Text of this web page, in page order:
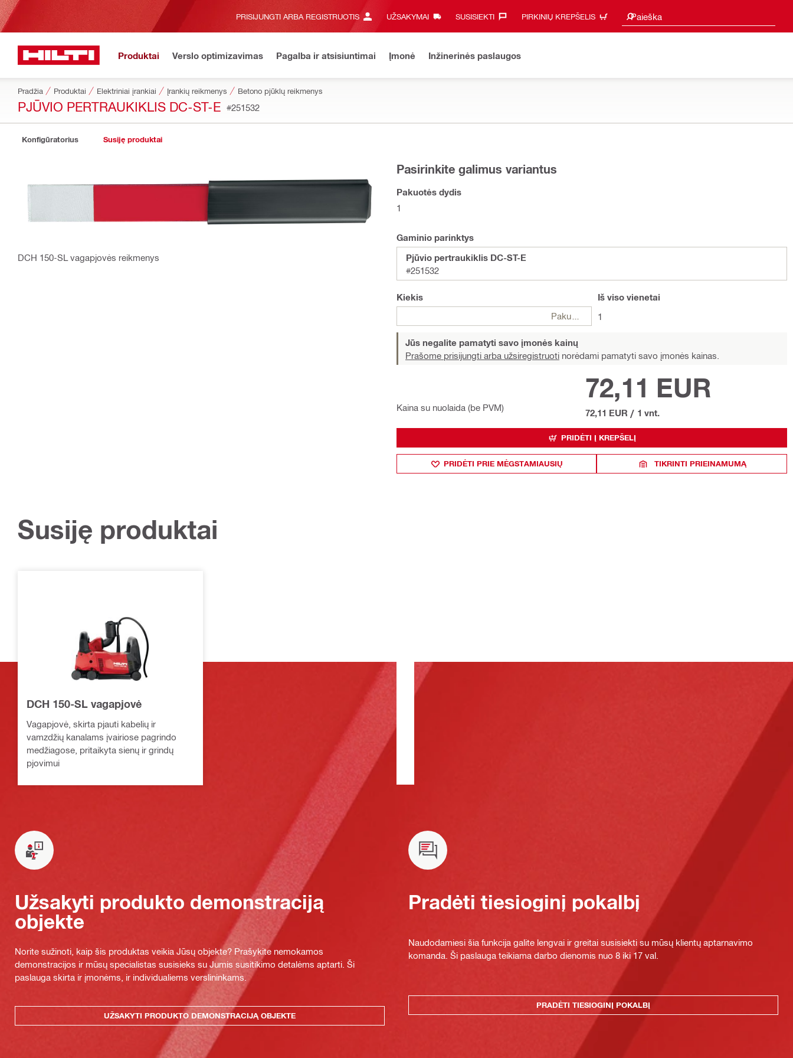
PRISIJUNGTI ARBA REGISTRUOTIS UŽSAKYMAI SUSISIEKTI‎ PIRKINIŲ KREPŠELIS Paieška
Paieškos pasiūlymai
Produktai Verslo optimizavimas Pagalba ir atsisiuntimai Įmonė Inžinerinės paslaugos
Pradžia Produktai Elektriniai įrankiai Įrankių reikmenys Betono pjūklų reikmenys
PJŪVIO PERTRAUKIKLIS DC-ST-E #251532
Konfigūratorius Susiję produktai
DCH 150-SL vagapjovės reikmenys
Pasirinkite galimus variantus
Pakuotės dydis
1
Gaminio parinktys
Pjūvio pertraukiklis DC-ST-E
#251532
Kiekis
Pakuotės
Iš viso vienetai
1
Jūs negalite pamatyti savo įmonės kainų
Prašome prisijungti arba užsiregistruoti norėdami pamatyti savo įmonės kainas.
Kaina su nuolaida (be PVM)
72,11 EUR
72,11 EUR / 1 vnt.
PRIDĖTI Į KREPŠELĮ
PRIDĖTI PRIE MĖGSTAMIAUSIŲ TIKRINTI PRIEINAMUMĄ
Susiję produktai
DCH 150-SL vagapjovė
Vagapjovė, skirta pjauti kabelių ir
vamzdžių kanalams įvairiose pagrindo
medžiagose, pritaikyta sienų ir grindų
pjovimui
Užsakyti produkto demonstraciją
objekte
Norite sužinoti, kaip šis produktas veikia Jūsų objekte? Prašykite nemokamos
demonstracijos ir mūsų specialistas susisieks su Jumis susitikimo detalėms aptarti. Ši
paslauga skirta ir įmonėms, ir individualiems verslininkams.
UŽSAKYTI PRODUKTO DEMONSTRACIJĄ OBJEKTE
Pradėti tiesioginį pokalbį
Naudodamiesi šia funkcija galite lengvai ir greitai susisiekti su mūsų klientų aptarnavimo
komanda. Ši paslauga teikiama darbo dienomis nuo 8 iki 17 val.
PRADĖTI TIESIOGINĮ POKALBĮ